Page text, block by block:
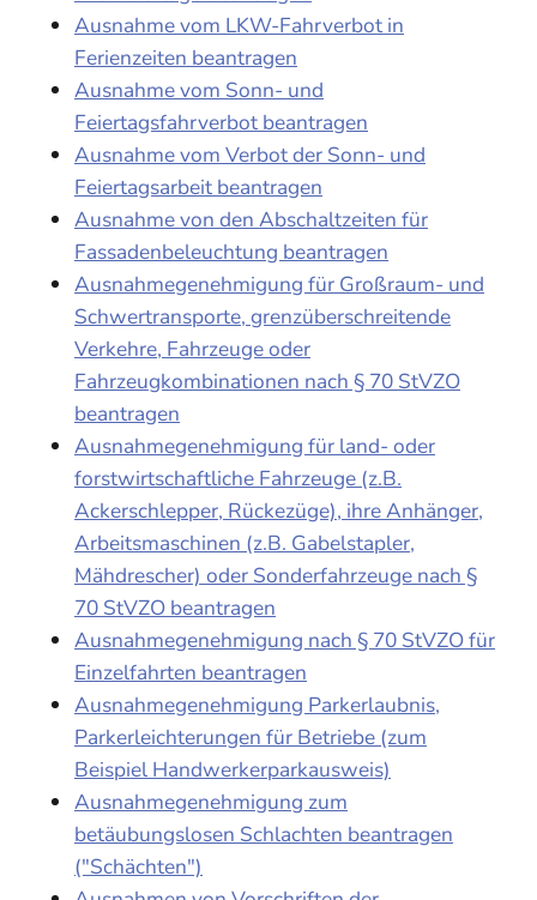
Ausnahme vom LKW-Fahrverbot in
Ferienzeiten beantragen
Ausnahme vom Sonn- und
Feiertagsfahrverbot beantragen
Ausnahme vom Verbot der Sonn- und
Feiertagsarbeit beantragen
Ausnahme von den Abschaltzeiten für
Fassadenbeleuchtung beantragen
Ausnahmegenehmigung für Großraum- und
Schwertransporte, grenzüberschreitende
Verkehre, Fahrzeuge oder
Fahrzeugkombinationen nach § 70 StVZO
beantragen
Ausnahmegenehmigung für land- oder
forstwirtschaftliche Fahrzeuge (z.B.
Ackerschlepper, Rückezüge), ihre Anhänger,
Arbeitsmaschinen (z.B. Gabelstapler,
Mähdrescher) oder Sonderfahrzeuge nach §
70 StVZO beantragen
Ausnahmegenehmigung nach § 70 StVZO für
Einzelfahrten beantragen
Ausnahmegenehmigung Parkerlaubnis,
Parkerleichterungen für Betriebe (zum
Beispiel Handwerkerparkausweis)
Ausnahmegenehmigung zum
betäubungslosen Schlachten beantragen
("Schächten")